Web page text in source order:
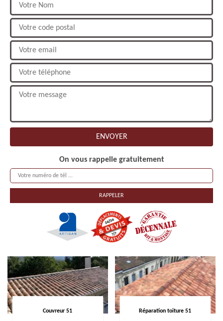
On vous rappelle gratuitement
Couvreur 51 Réparation toiture 51